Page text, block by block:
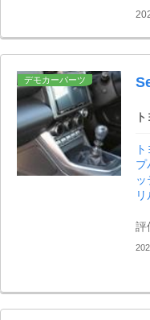
デモカーパーツ
プ
リ
評